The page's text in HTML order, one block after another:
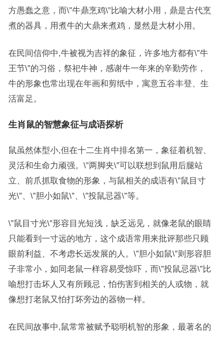
方愚蠢之意，而\”牛鼎烹鸡\”比喻大材小用，鼎是古代烹
煮的器具，用煮牛的大鼎来煮鸡，显然是大材小用。
在民间信仰中,牛被视为吉祥的象征，许多地方都有\”牛
王节\”的习俗，祭祀牛神，感谢牛一年来的辛勤劳作，
牛的形象也常出现在年画和剪纸中，寓意五谷丰登、生
活富足。
生肖鼠的智慧象征与成语探析
鼠虽然体型小,但在十二生肖中排名第一，象征着机智、
灵活和生命力顽强。\”两脚夹\”可以联想到鼠用后腿站
立、前爪抓取食物的形象，与鼠相关的成语有\”鼠目寸
光\”、\”胆小如鼠\”、\”投鼠忌器\”等。
\”鼠目寸光\”形容目光短浅，缺乏远见，就像老鼠的眼睛
只能看到一寸远的地方，这个成语常用来批评那些只顾
眼前利益、不考虑长远发展的人。\”胆小如鼠\”则形容胆
子非常小，如同老鼠一样容易受惊吓，而\”投鼠忌器\”比
喻想打击坏人又有所顾忌，怕伤害到相关的人或物，就
像想打老鼠又怕打坏旁边的器物一样。
在民间故事中,鼠常常被赋予聪明机智的形象，最著名的